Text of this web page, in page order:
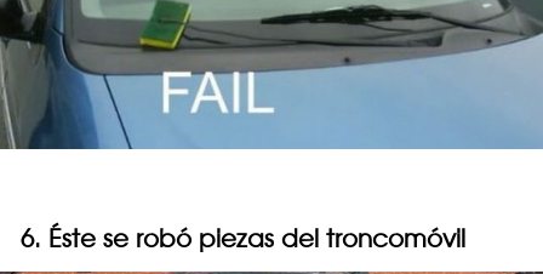
6. Éste se robó piezas del troncomóvil